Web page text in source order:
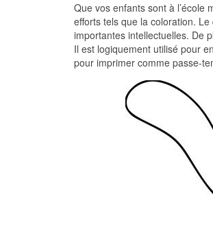
Que vos enfants sont à l’école
efforts tels que la coloration.
importantes intellectuelles. De
Il est logiquement utilisé pour
pour imprimer comme passe-